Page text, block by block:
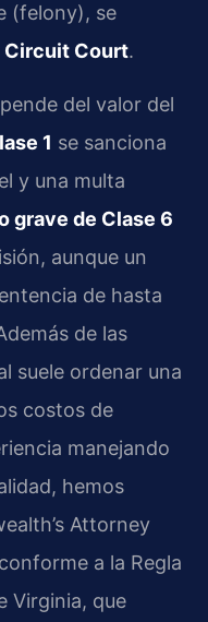
(felony), se
Circuit Court.
del valor del
1 se sanciona
y una multa
grave de Clase 6
aunque un
de hasta
de las
suele ordenar una
costos de
manejando
hemos
Attorney
a la Regla
Virginia, que